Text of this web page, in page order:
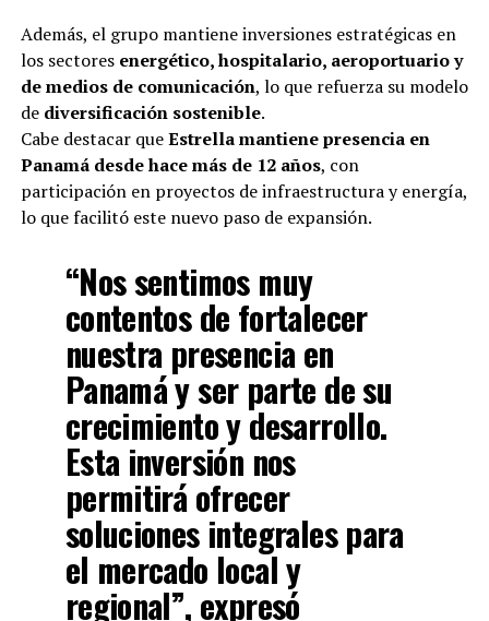
Además, el grupo mantiene inversiones estratégicas en
los sectores energético, hospitalario, aeroportuario y
de medios de comunicación, lo que refuerza su modelo
de diversificación sostenible.
Cabe destacar queEstrella mantiene presencia en
Panamá desde hace más de 12 años, con
participación en proyectos de infraestructura y energía,
lo que facilitó este nuevo paso de expansión.
“Nos sentimos muy
contentos de fortalecer
nuestra presencia en
Panamá y ser parte de su
crecimiento y desarrollo.
Esta inversión nos
permitirá ofrecer
soluciones integrales para
el mercado local y
regional”, expresó